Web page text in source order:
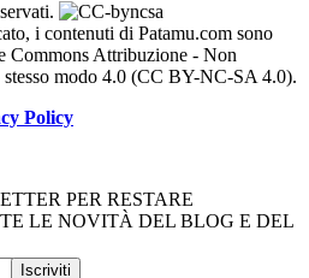
i contenuti di Patamu.com sono
Commons Attribuzione - Non
modo 4.0 (CC BY-NC-SA 4.0).
Policy
PER RESTARE
LE NOVITÀ DEL BLOG E DEL